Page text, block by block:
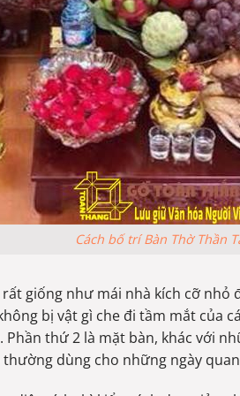
Cách bố trí Bàn Thờ Thần
giống như mái nhà kích cỡ nhỏ
bị vật gì che đi tầm mắt của
Phần thứ 2 là mặt bàn, khác với
dùng cho những ngày